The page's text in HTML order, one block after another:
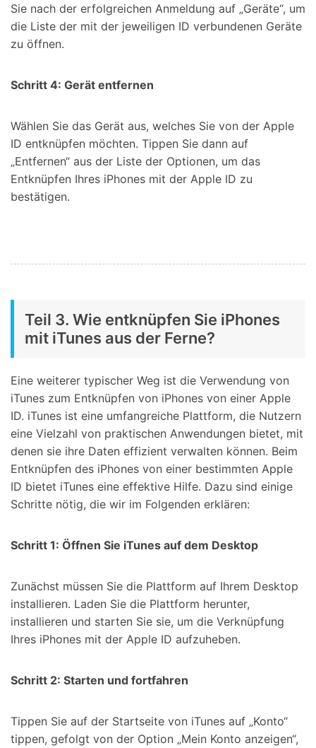
Sie nach der erfolgreichen Anmeldung auf „Geräte“, um
die Liste der mit der jeweiligen ID verbundenen Geräte
zu öffnen.
Schritt 4: Gerät entfernen
Wählen Sie das Gerät aus, welches Sie von der Apple
ID entknüpfen möchten. Tippen Sie dann auf
„Entfernen“ aus der Liste der Optionen, um das
Entknüpfen Ihres iPhones mit der Apple ID zu
bestätigen.
Teil 3. Wie entknüpfen Sie iPhones
mit iTunes aus der Ferne?
Eine weiterer typischer Weg ist die Verwendung von
iTunes zum Entknüpfen von iPhones von einer Apple
ID. iTunes ist eine umfangreiche Plattform, die Nutzern
eine Vielzahl von praktischen Anwendungen bietet, mit
denen sie ihre Daten effizient verwalten können. Beim
Entknüpfen des iPhones von einer bestimmten Apple
ID bietet iTunes eine effektive Hilfe. Dazu sind einige
Schritte nötig, die wir im Folgenden erklären:
Schritt 1: Öffnen Sie iTunes auf dem Desktop
Zunächst müssen Sie die Plattform auf Ihrem Desktop
installieren. Laden Sie die Plattform herunter,
installieren und starten Sie sie, um die Verknüpfung
Ihres iPhones mit der Apple ID aufzuheben.
Schritt 2: Starten und fortfahren
Tippen Sie auf der Startseite von iTunes auf „Konto“
tippen, gefolgt von der Option „Mein Konto anzeigen“,